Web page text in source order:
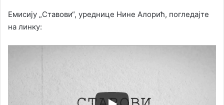
Емисију „Ставови“, уреднице Нине Алорић, погледајте
на линку: